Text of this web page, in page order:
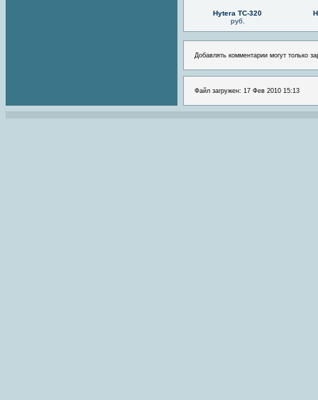
Hytera TC-320
руб.
Добавлять комментарии могут только
Файл загружен: 17 Фев 2010 15:13